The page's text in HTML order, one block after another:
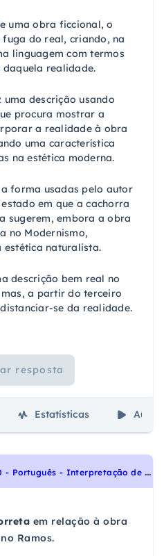
uma obra ficcional, o
do real, criando, na
linguagem com termos
realidade.
descrição usando
procura mostrar a
a realidade à obra
uma característica
na estética moderna.
forma usadas pelo autor
em que a cachorra
sugerem, embora a obra
no Modernismo,
estética naturalista.
descrição bem real no
a partir do terceiro
se da realidade.
resposta
Estatísticas Aulas
U
DESC 2010 - Português - Interpretação de Textos, Noções Gerais de Compreensão e Interpretação de Texto
em relação à obra
Ramos.